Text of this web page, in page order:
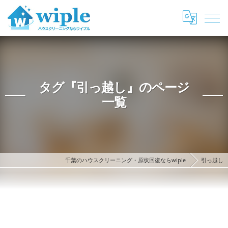
タグ『引っ越し』のページ
一覧
千葉のハウスクリーニング・原状回復ならwiple 引っ越し